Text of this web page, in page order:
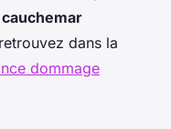
cauchemar
dans la
dommage